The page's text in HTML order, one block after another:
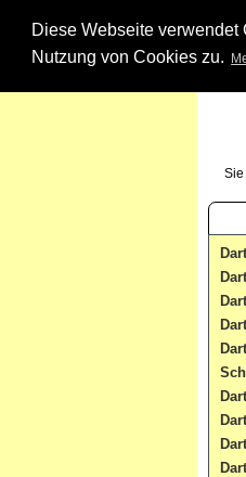
Diese Webseite verwendet
Nutzung von Cookies zu.
Sie